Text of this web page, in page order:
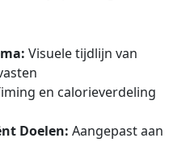
Visuele tijdlijn van
en calorieverdeling
Doelen: Aangepast aan